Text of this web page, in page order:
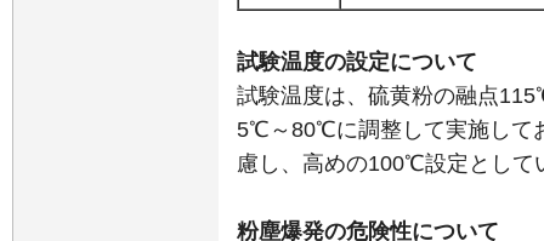
試験温度の設定について
試験温度は、硫黄粉の融点
5℃～80℃に調整して実施して
慮し、高めの100℃設定として
粉塵爆発の危険性について